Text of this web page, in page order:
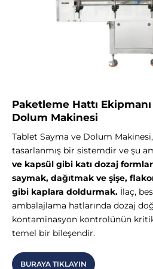
Paketleme Hattı
Dolum Makinesi
Tablet Sayma ve Dolum
tasarlanmış bir sistemdir ve şu
ve kapsül gibi katı dozaj
saymak, dağıtmak ve şişe,
gibi kaplara doldurmak. İlaç,
ambalajlama hatlarında dozaj
kontaminasyon kontrolünün
temel bir bileşendir.
BURAYA TIKLAYIN